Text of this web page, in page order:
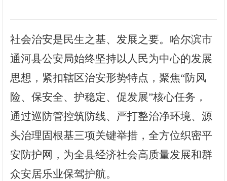
社会治安是民生之基、发展之要。 哈尔滨市
通河县公安局始终坚持以人民为中心的发展
思想，紧扣辖区治安形势特点，聚焦“防风
险、保安全、护稳定、促发展”核心任务，
通过巡防管控筑防线、严打整治净环境、源
头治理固根基三项关键举措，全方位织密平
安防护网，为全县经济社会高质量发展和群
众安居乐业保驾护航。